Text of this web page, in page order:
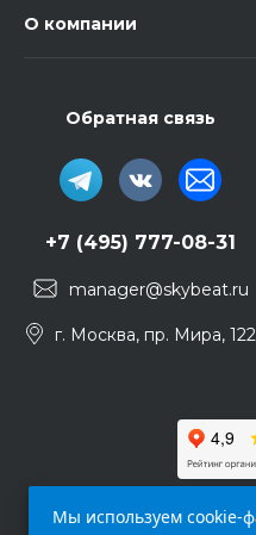
О компании
Обратная связь
+7 (495) 777-08-31
manager@skybeat.ru
г. Москва, пр. Мира, 122
Мы используем cookie-